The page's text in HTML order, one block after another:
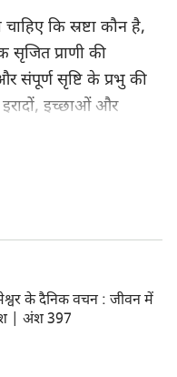
कि स्रष्टा कौन है,
प्राणी की
संपूर्ण सृष्टि के प्रभु की
इच्‍छाओं और
चाहिए, उनकी परवाह
रहो।
डर या दहशत नहीं
दूर रहना, मूर्तिपूजा
सम्मान, विश्वास,
के दैनिक वचन : जीवन में
| अंश 397